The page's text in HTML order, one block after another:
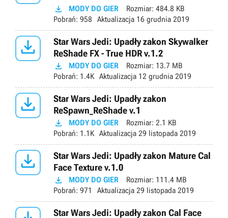
 MODY DO GIER Rozmiar: 484.8 KB
Pobrań: 958 Aktualizacja 16 grudnia 2019

Star Wars Jedi: Upadły zakon Skywalker
ReShade FX - True HDR v.1.2
 MODY DO GIER Rozmiar: 13.7 MB
Pobrań: 1.4K Aktualizacja 12 grudnia 2019

Star Wars Jedi: Upadły zakon
ReSpawn_ReShade v.1
 MODY DO GIER Rozmiar: 2.1 KB
Pobrań: 1.1K Aktualizacja 29 listopada 2019

Star Wars Jedi: Upadły zakon Mature Cal
Face Texture v.1.0
 MODY DO GIER Rozmiar: 111.4 MB
Pobrań: 971 Aktualizacja 29 listopada 2019
Star Wars Jedi: Upadły zakon Cal Face